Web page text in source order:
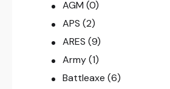
AGM (0)
APS (2)
ARES (9)
Army (1)
Battleaxe (6)